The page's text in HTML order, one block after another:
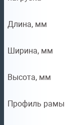
Длина, мм
Ширина, мм
Высота, мм
Профиль рамы